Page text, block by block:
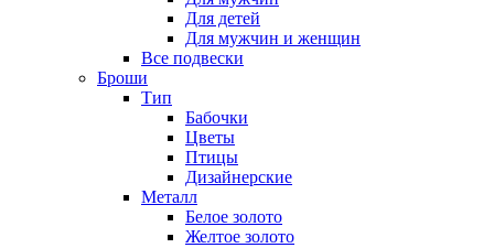
Для детей
Для мужчин и женщин
Все подвески
Броши
Тип
Бабочки
Цветы
Птицы
Дизайнерские
Металл
Белое золото
Желтое золото